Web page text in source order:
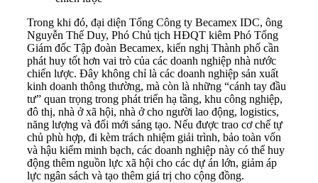
Trong khi đó, đại diện Tổng Công ty Becamex IDC, ông
Nguyễn Thế Duy, Phó Chủ tịch HĐQT kiêm Phó Tổng
Giám đốc Tập đoàn Becamex, kiến nghị Thành phố cần
phát huy tốt hơn vai trò của các doanh nghiệp nhà nước
chiến lược. Đây không chỉ là các doanh nghiệp sản xuất
kinh doanh thông thường, mà còn là những “cánh tay đầu
tư” quan trọng trong phát triển hạ tầng, khu công nghiệp,
đô thị, nhà ở xã hội, nhà ở cho người lao động, logistics,
năng lượng và đổi mới sáng tạo. Nếu được trao cơ chế tự
chủ phù hợp, đi kèm trách nhiệm giải trình, bảo toàn vốn
và hậu kiểm minh bạch, các doanh nghiệp này có thể huy
động thêm nguồn lực xã hội cho các dự án lớn, giảm áp
lực ngân sách và tạo thêm giá trị cho cộng đồng.